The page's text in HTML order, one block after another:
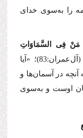
را به‌سوی خدای
مَنْ فِی السَّمَاوَاتِ
(آل‌عمران:83)؛
«آیا
در آسمان‌ها و
اوست و به‌سوی